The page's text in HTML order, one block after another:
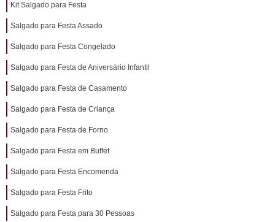
Kit Salgado para Festa
Salgado para Festa Assado
Salgado para Festa Congelado
Salgado para Festa de Aniversário Infantil
Salgado para Festa de Casamento
Salgado para Festa de Criança
Salgado para Festa de Forno
Salgado para Festa em Buffet
Salgado para Festa Encomenda
Salgado para Festa Frito
Salgado para Festa para 30 Pessoas